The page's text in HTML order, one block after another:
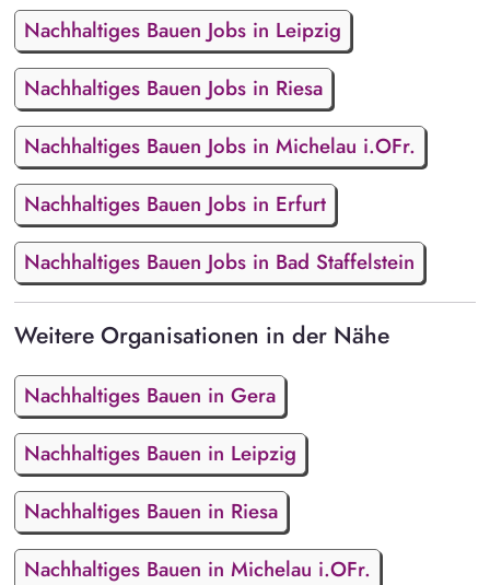
Nachhaltiges Bauen Jobs in Leipzig
Nachhaltiges Bauen Jobs in Riesa
Nachhaltiges Bauen Jobs in Michelau i.OFr.
Nachhaltiges Bauen Jobs in Erfurt
Nachhaltiges Bauen Jobs in Bad Staffelstein
Weitere Organisationen in der Nähe
Nachhaltiges Bauen in Gera
Nachhaltiges Bauen in Leipzig
Nachhaltiges Bauen in Riesa
Nachhaltiges Bauen in Michelau i.OFr.